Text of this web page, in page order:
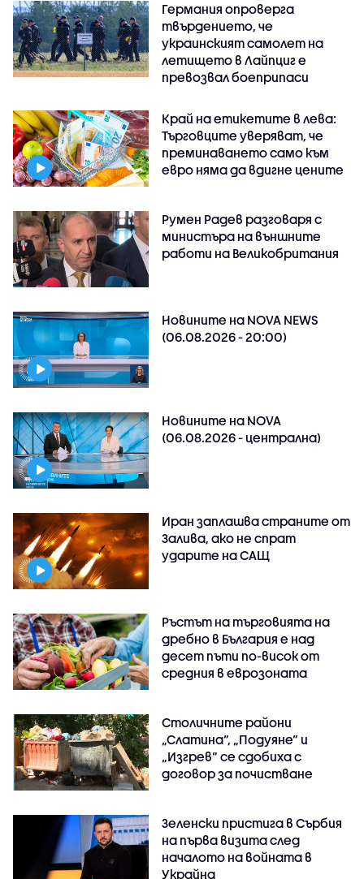
Германия опроверга
твърдението, че
украинският самолет на
летището в Лайпциг е
превозвал боеприпаси
Край на етикетите в лева:
Търговците уверяват, че
преминаването само към
евро няма да вдигне цените
Румен Радев разговаря с
министъра на външните
работи на Великобритания
Новините на NOVA NEWS
(06.08.2026 - 20:00)
Новините на NOVA
(06.08.2026 - централна)
Иран заплашва страните от
Залива, ако не спрат
ударите на САЩ
Ръстът на търговията на
дребно в България е над
десет пъти по-висок от
средния в еврозоната
Столичните райони
„Слатина“, „Подуяне“ и
„Изгрев“ се сдобиха с
договор за почистване
Зеленски пристига в Сърбия
на първа визита след
началото на войната в
Украйна